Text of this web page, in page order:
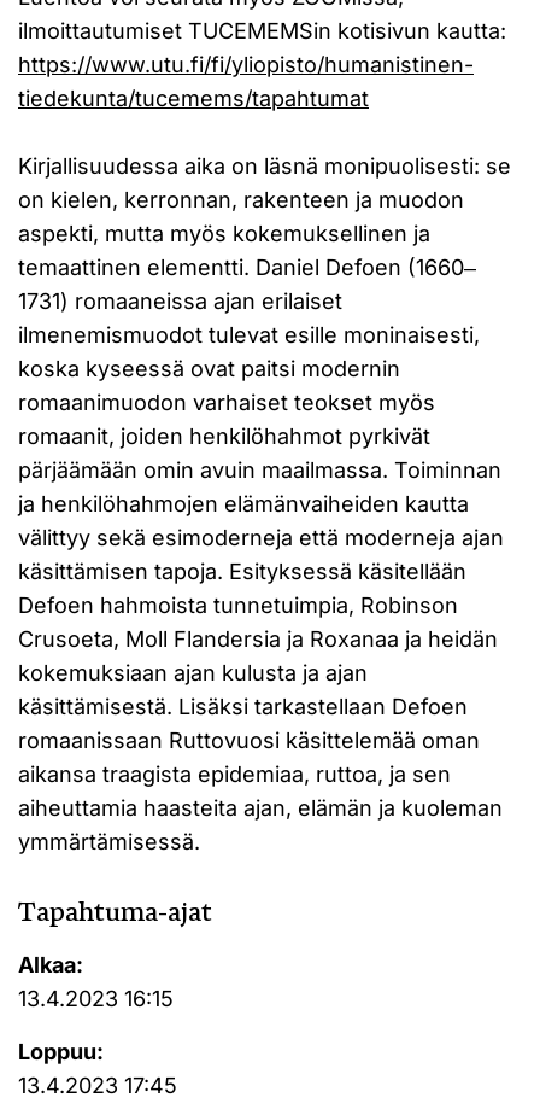
ilmoittautumiset TUCEMEMSin kotisivun kautta:
https://www.utu.fi/fi/yliopisto/humanistinen-
tiedekunta/tucemems/tapahtumat
Kirjallisuudessa aika on läsnä monipuolisesti: se
on kielen, kerronnan, rakenteen ja muodon
aspekti, mutta myös kokemuksellinen ja
temaattinen elementti. Daniel Defoen (1660‒
1731) romaaneissa ajan erilaiset
ilmenemismuodot tulevat esille moninaisesti,
koska kyseessä ovat paitsi modernin
romaanimuodon varhaiset teokset myös
romaanit, joiden henkilöhahmot pyrkivät
pärjäämään omin avuin maailmassa. Toiminnan
ja henkilöhahmojen elämänvaiheiden kautta
välittyy sekä esimoderneja että moderneja ajan
käsittämisen tapoja. Esityksessä käsitellään
Defoen hahmoista tunnetuimpia, Robinson
Crusoeta, Moll Flandersia ja Roxanaa ja heidän
kokemuksiaan ajan kulusta ja ajan
käsittämisestä. Lisäksi tarkastellaan Defoen
romaanissaan Ruttovuosi käsittelemää oman
aikansa traagista epidemiaa, ruttoa, ja sen
aiheuttamia haasteita ajan, elämän ja kuoleman
ymmärtämisessä.
Tapahtuma-ajat
Alkaa:
13.4.2023 16:15
Loppuu:
13.4.2023 17:45